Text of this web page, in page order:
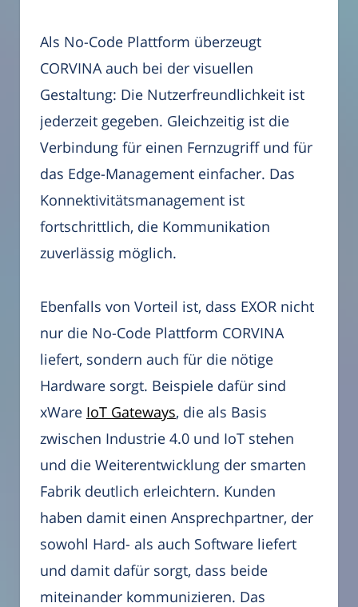
Als No-Code Plattform überzeugt
CORVINA auch bei der visuellen
Gestaltung: Die Nutzerfreundlichkeit ist
jederzeit gegeben. Gleichzeitig ist die
Verbindung für einen Fernzugriff und für
das Edge-Management einfacher. Das
Konnektivitätsmanagement ist
fortschrittlich, die Kommunikation
zuverlässig möglich.
Ebenfalls von Vorteil ist, dass EXOR nicht
nur die No-Code Plattform CORVINA
liefert, sondern auch für die nötige
Hardware sorgt. Beispiele dafür sind
xWare IoT Gateways, die als Basis
zwischen Industrie 4.0 und IoT stehen
und die Weiterentwicklung der smarten
Fabrik deutlich erleichtern. Kunden
haben damit einen Ansprechpartner, der
sowohl Hard- als auch Software liefert
und damit dafür sorgt, dass beide
miteinander kommunizieren. Das